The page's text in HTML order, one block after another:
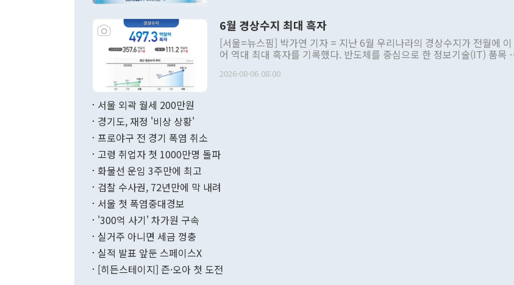
주의적 희망에 근거한 비현실적 구상'이라는 비판을 내놨다. 그동안 정 장
관의 대북 정책 관련 발언이 물의를 빚은 적은 여러 번 있지만 대통령과 유
관 부처 장관이 공개적으로 부정적 입장을 표명한 것은 이례적이다. 정 장
관의 무리한 대북 접근법과 월권을 제어해야 한다는 목소리도 높아지고 있
다. [정동영 통일부 장관이 지난달 23일 오후 서울 종로구 정부서울청사에
무너졌다고도 했다. 또 "현 시점에서 흘러간 선(先)비핵화만 되뇌는 것은
함께 4자 대화의 동력을 확보하기 위해 최선을 다할 것"이라고 말했다. 하
"우리의 선의대로 하는 게 과연 한반도의 평화와 안정에 플러스냐, 결론적
6월 경상수지 최대 흑자
[서울=뉴스핌] 박가연 기자 = 지난 6월 우리나라의 경상수지가 전월에 이
어 역대 최대 흑자를 기록했다. 반도체를 중심으로 한 정보기술(IT) 품목
료=한국은행] 한국은행이 6일 발표한 '2026년 6월 국제수지(잠정)'에 따르
며 월간 기준 처음으로 1000억달러를 넘어섰다. 상품수입은 644억8000만
196.9% 급증했고 컴퓨터·주변기기(SSD)는 282.7% 증가했다. IT 품목
수출은 160.4% 늘었으며 비IT 품목도 ▲석유제품(47.5%) ▲화공품
기록했지만 지식재산권사용료수지는 전월 흑자에서 4억4000만달러 적자
로 전환됐다. 본원소득수지는 배당소득을 중심으로 32억7000만달러 흑자
2026-08-06 08:00
서울 외곽 월세 200만원
경기도, 재정 '비상 상황'
프로야구 전 경기 폭염 취소
고령 취업자 첫 1000만명 돌파
화물선 운임 3주만에 최고
검찰 수사권, 72년만에 막 내려
서울 첫 폭염중대경보
'300억 사기' 차가원 구속
실거주 아니면 세금 껑충
실적 발표 앞둔 스페이스X
[히든스테이지] 즌·오아 첫 도전